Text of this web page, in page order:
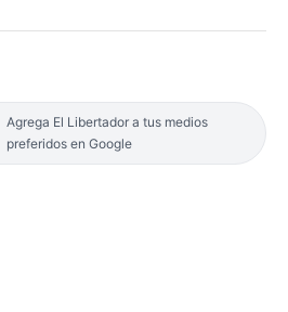
Agrega El Libertador a tus medios
preferidos en Google